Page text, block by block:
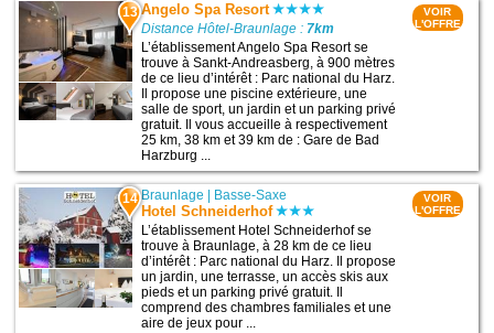
13 Angelo Spa Resort
Distance Hôtel-Braunlage : 7km
L’établissement Angelo Spa Resort se
trouve à Sankt-Andreasberg, à 900 mètres
de ce lieu d’intérêt : Parc national du Harz.
Il propose une piscine extérieure, une
salle de sport, un jardin et un parking privé
gratuit. Il vous accueille à respectivement
25 km, 38 km et 39 km de : Gare de Bad
Harzburg ...
VOIR
L'OFFRE
14 Braunlage Basse-Saxe
Hotel Schneiderhof
L’établissement Hotel Schneiderhof se
trouve à Braunlage, à 28 km de ce lieu
d’intérêt : Parc national du Harz. Il propose
un jardin, une terrasse, un accès skis aux
pieds et un parking privé gratuit. Il
comprend des chambres familiales et une
aire de jeux pour ...
VOIR
L'OFFRE